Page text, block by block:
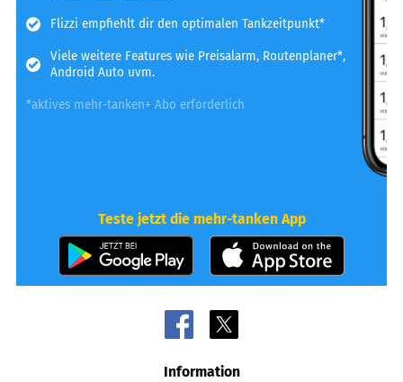
Flizzi empfiehlt dir den optimalen Tankzeitpunkt*
Viele weitere Features wie Preisalarm, Routenplaner*,
Android Auto uvm.
*aktives mehr-tanken+ Abo erforderlich
Teste jetzt die mehr-tanken App
Information